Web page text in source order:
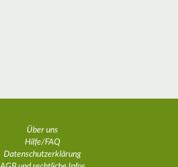
Über uns
Hilfe/FAQ
Datenschutzerklärung